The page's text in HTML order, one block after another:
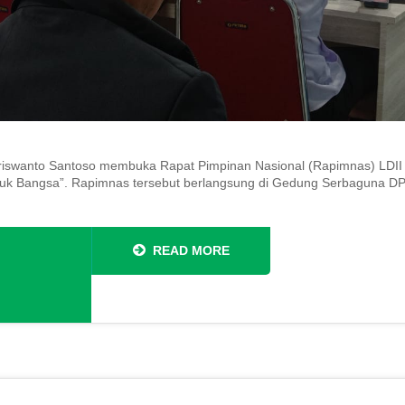
Santoso membuka Rapat Pimpinan Nasional (Rapimnas)
Bangsa”. Rapimnas tersebut berlangsung di Gedung Serbaguna
READ MORE